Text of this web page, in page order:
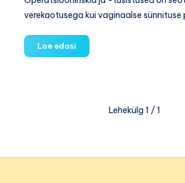
verekaotusega kui vaginaalse sünnituse
Loe edasi
riskid
Lehekülg 1 / 1